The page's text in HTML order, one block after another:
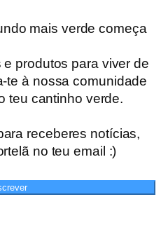
mais verde começa
produtos para viver de
te à nossa comunidade
teu cantinho verde.
receberes notícias,
no teu email :)